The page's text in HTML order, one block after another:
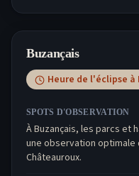
Buzançais
Heure de l'éclipse à
SPOTS D'OBSERVATION
À Buzançais, les parcs et
une observation optimale
Châteauroux.